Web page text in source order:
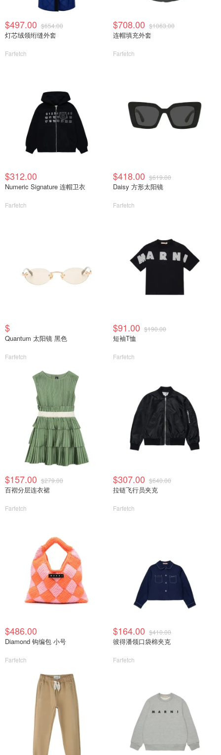
$497.00 $654.00
灯芯绒领绗缝外套
Farfetch
$708.00 $1063.00
连帽填充外套
Farfetch
$312.00
Numeric Signature 连帽卫衣
Farfetch
$418.00 $619.00
Daisy 方形太阳镜
Farfetch
$
Quantum 太阳镜 黑色
Farfetch
$91.00 $190.00
短袖T恤
Farfetch
$157.00 $279.00
百褶分层连衣裙
Farfetch
$307.00 $640.00
拉链飞行员夹克
Farfetch
$486.00
Diamond 钩编包 小号
Farfetch
$164.00 $410.00
彼得潘领口袋棉夹克
Farfetch